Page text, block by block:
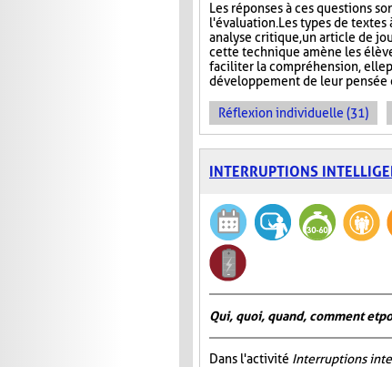
Les réponses à ces questions
l'évaluation. Les types de
analyse critique, un article de
cette technique amène les
faciliter la compréhension, elle
développement de leur pensée
Réflexion individuelle (31)
INTERRUPTIONS
Qui, quoi, quand, comment et
Dans l'activité Interruptions